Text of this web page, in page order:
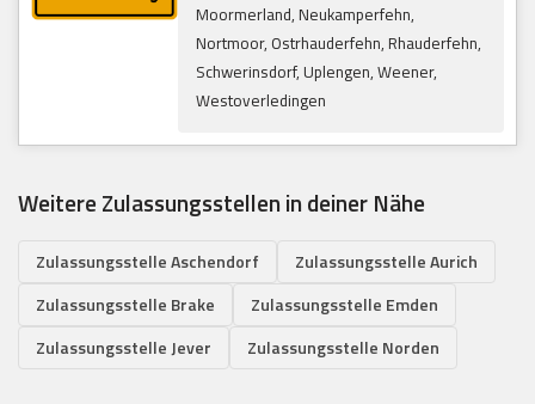
Moormerland, Neukamperfehn,
Nortmoor, Ostrhauderfehn, Rhauderfehn,
Schwerinsdorf, Uplengen, Weener,
Westoverledingen
Weitere Zulassungsstellen in deiner Nähe
Zulassungsstelle Aschendorf
Zulassungsstelle Aurich
Zulassungsstelle Brake
Zulassungsstelle Emden
Zulassungsstelle Jever
Zulassungsstelle Norden